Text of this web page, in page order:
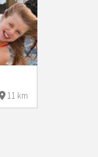
11 km